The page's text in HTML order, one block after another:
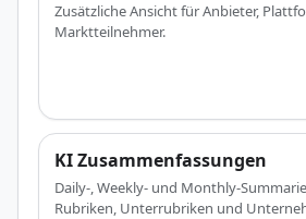
Zusätzliche Ansicht für Anbieter,
Marktteilnehmer.
KI Zusammenfassungen
Daily-, Weekly- und Monthly-
Rubriken, Unterrubriken und